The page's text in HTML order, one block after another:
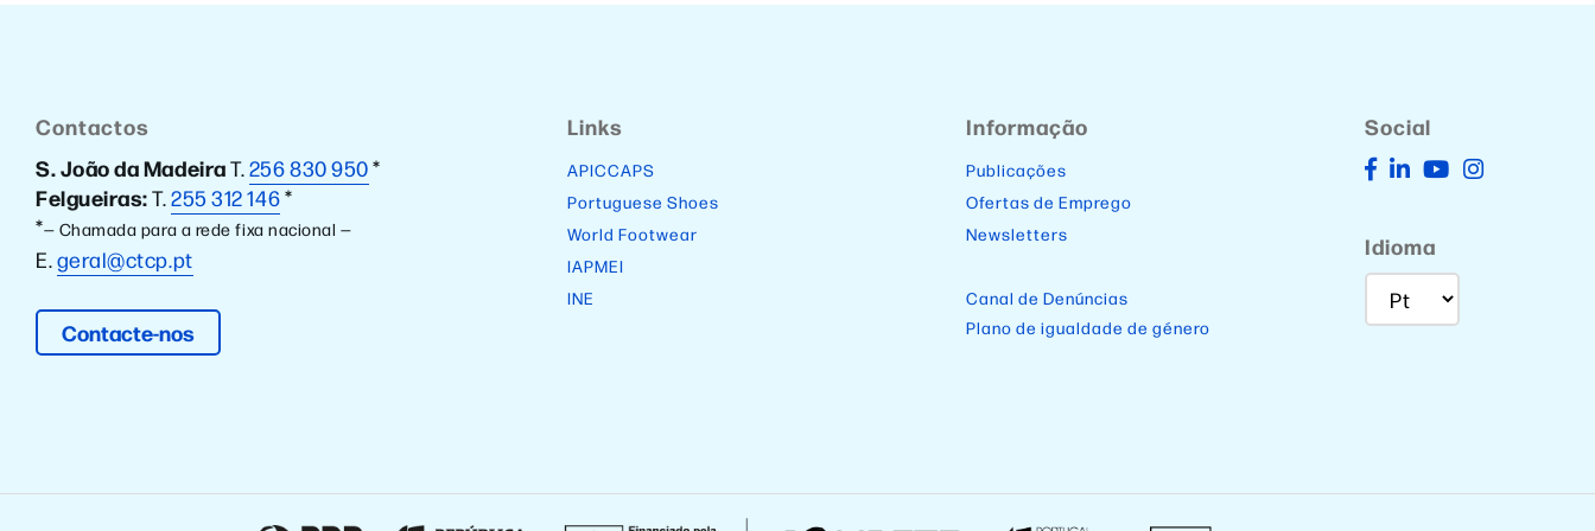
Contactos
S. João da MadeiraT.256 830 950*
Felgueiras:T.255 312 146*
*— Chamada para a rede fixa nacional —
E.geral@ctcp.pt
Contacte-nos
Links
APICCAPS
Portuguese Shoes
World Footwear
IAPMEI
INE
Informação
Publicações
Ofertas de Emprego
Newsletters
Canal de Denúncias
Plano de igualdade de género
Social
Idioma